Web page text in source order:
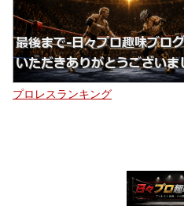
プロレスランキング